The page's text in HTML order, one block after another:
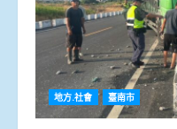
地方.社會 臺南市